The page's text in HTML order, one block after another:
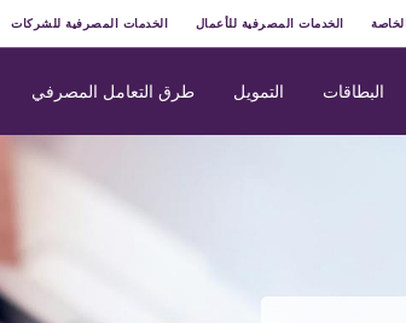
الخدمات المصرفية للأعمال الخدمات المصرفية للشركات
البطاقات التمويل طرق التعامل المصرفي